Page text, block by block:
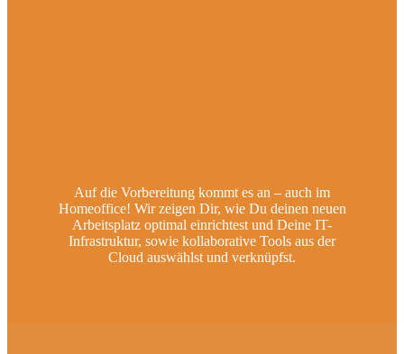
Auf die Vorbereitung kommt es an – auch im
Homeoffice! Wir zeigen Dir, wie Du deinen neuen
Arbeitsplatz optimal einrichtest und Deine IT-
Infrastruktur, sowie kollaborative Tools aus der
Cloud auswählst und verknüpfst.